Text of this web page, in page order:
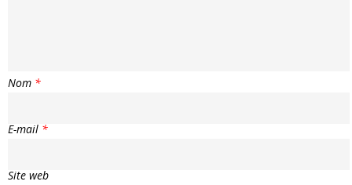
Nom *
E-mail *
Site web